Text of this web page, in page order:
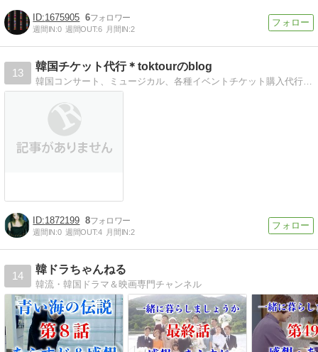
1675905 6
週間IN:0 週間OUT:6 月間IN:2
13
韓国チケット代行＊toktourのblog
韓国コンサート、ミュージカル、各種イベントチケット購入代行を行っております。韓国ドラマの撮影見学ツアーも！韓流好きはまずTOKTOURへお問い合わせを。
1872199 8
週間IN:0 週間OUT:4 月間IN:2
14
韓ドラちゃんねる
韓流・韓国ドラマ＆映画専門チャンネル